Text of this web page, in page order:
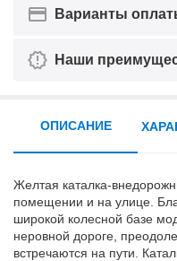
Варианты
Наши
ОПИСАНИЕ
Желтая каталка-
помещении и на улице.
широкой колесной базе
неровной дороге,
встречаются на пути.